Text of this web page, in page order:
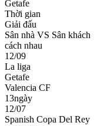
Getafe
Thời gian
Giải đấu
Sân nhà VS Sân khách
cách nhau
12/09
La liga
Getafe
Valencia CF
13ngày
12/07
Spanish Copa Del Rey